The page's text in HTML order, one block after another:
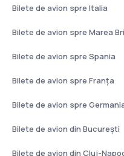
Bilete de avion spre Italia
Bilete de avion spre Marea
Bilete de avion spre Spania
Bilete de avion spre Franţa
Bilete de avion spre
Bilete de avion din București
Bilete de avion din Cluj-